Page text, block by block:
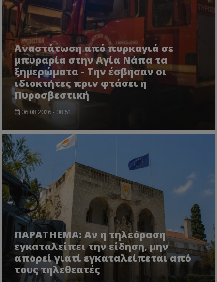
Αναστάτωση από πυρκαγιά σε
μπυραρία στην Αγία Νάπα τα
ξημερώματα - Την έσβησαν οι
ιδιοκτήτες πριν φτάσει η
Πυροσβεστική
06.08.2026 - 08:51
ΠΑΡΑTHEMA: Αν η τηλεόραση
εγκαταλείπει την είδηση, μην
απορεί γιατί εγκαταλείπεται από
τους τηλεθεατές
τον
οποίο
_ga_J7RS52TMNC
.tothemaonline.com
1 χρόνος 1
Αυτό
του